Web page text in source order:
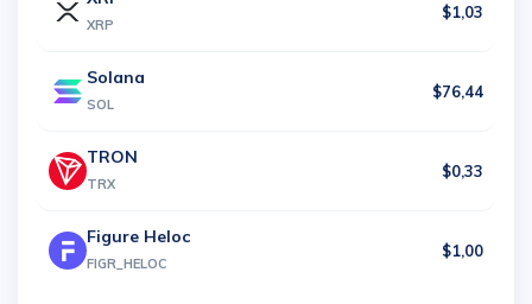
XRP
$1,03
Solana
SOL
$76,44
TRON
TRX
$0,33
Figure Heloc
FIGR_HELOC
$1,00